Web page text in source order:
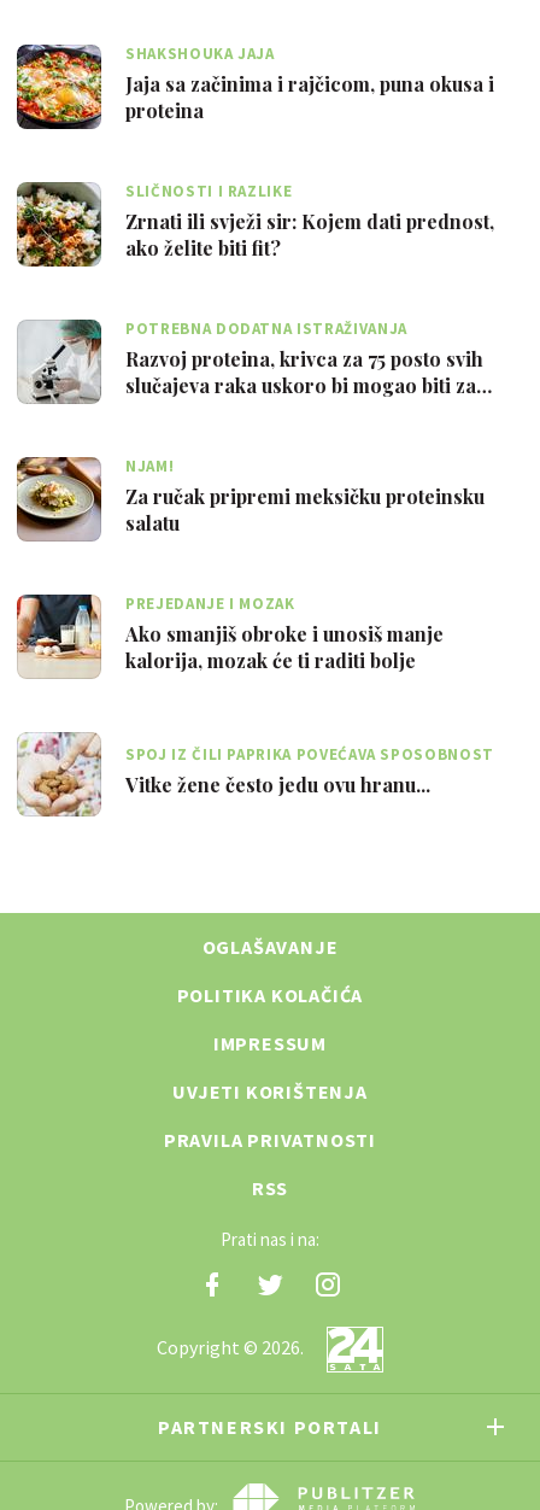
SHAKSHOUKA JAJA
Jaja sa začinima i rajčicom, puna okusa i
proteina
SLIČNOSTI I RAZLIKE
Zrnati ili svježi sir: Kojem dati prednost,
ako želite biti fit?
POTREBNA DODATNA ISTRAŽIVANJA
Razvoj proteina, krivca za 75 posto svih
slučajeva raka uskoro bi mogao biti za…
NJAM!
Za ručak pripremi meksičku proteinsku
salatu
PREJEDANJE I MOZAK
Ako smanjiš obroke i unosiš manje
kalorija, mozak će ti raditi bolje
SPOJ IZ ČILI PAPRIKA POVEĆAVA SPOSOBNOST
TIJELA DA SAGORI MASNO TKIVO
Vitke žene često jedu ovu hranu...
OGLAŠAVANJE
POLITIKA KOLAČIĆA
IMPRESSUM
UVJETI KORIŠTENJA
PRAVILA PRIVATNOSTI
RSS
Prati nas i na:
Copyright © 2026.
PARTNERSKI PORTALI